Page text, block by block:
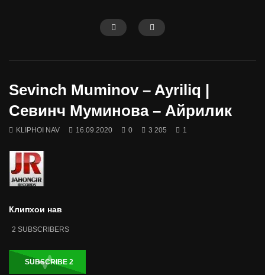
Sevinch Muminov – Ayriliq |
Севинч Муминова – Айрилик
KLIPHOI NAV 16.09.2020 0 3 205 1
Клипхои нав
2 SUBSCRIBERS
SUBSCRIBE 2